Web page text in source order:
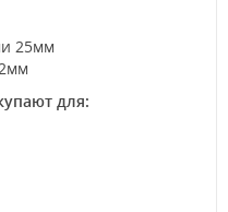
25мм
для: